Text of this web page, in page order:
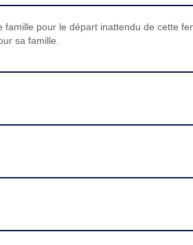
pour le départ inattendu de cette
sa famille.